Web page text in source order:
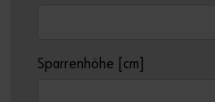
Sparrenhöhe [cm]